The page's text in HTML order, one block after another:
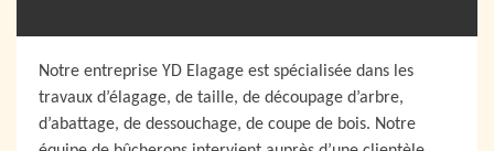
Notre entreprise YD Elagage est spécialisée dans les
travaux d’élagage, de taille, de découpage d’arbre,
d’abattage, de dessouchage, de coupe de bois. Notre